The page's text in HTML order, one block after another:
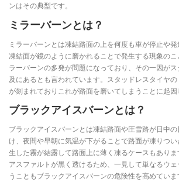
ンはその典型です。
ミラーバーンとは？
ミラーバーンとは凍結路面の上を何度も車が停止や発
凍結面が鏡のように磨かれることで発生する現象のこ
ラーバーンの多発が問題になっており、その一因が
及にあるとも言われています。スタッドレスタイヤ
が刻まれておりこれが路面を磨いてしまうことに起因
ブラックアイスバーンとは？
ブラックアイスバーンとは凍結路面や圧雪路が日中
け、夜間や早朝に気温が下がることで路面が凍りつ
生した霧が結露して路面上に薄く凍るケースもあり
アスファルトが黒く透けるため、一見して単なるウ
うこともブラックアイスバーンの危険性を高めていま